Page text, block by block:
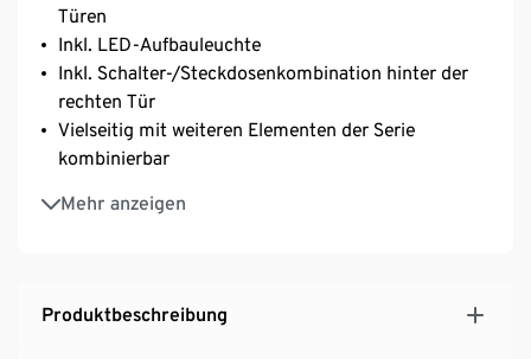
Türen
Inkl. LED-Aufbauleuchte
Inkl. Schalter-/Steckdosenkombination hinter der
rechten Tür
Vielseitig mit weiteren Elementen der Serie
kombinierbar
Mehr anzeigen
Einfache Montage mit verständlicher
Aufbauanleitung
Produktbeschreibung